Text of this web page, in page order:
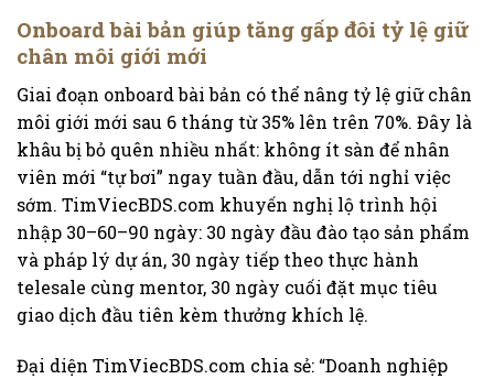
Onboard bài bản giúp tăng gấp đôi tỷ lệ giữ
chân môi giới mới
Giai đoạn onboard bài bản có thể nâng tỷ lệ giữ chân
môi giới mới sau 6 tháng từ 35% lên trên 70%. Đây là
khâu bị bỏ quên nhiều nhất: không ít sàn để nhân
viên mới “tự bơi” ngay tuần đầu, dẫn tới nghỉ việc
sớm. TimViecBDS.com khuyến nghị lộ trình hội
nhập 30–60–90 ngày: 30 ngày đầu đào tạo sản phẩm
và pháp lý dự án, 30 ngày tiếp theo thực hành
telesale cùng mentor, 30 ngày cuối đặt mục tiêu
giao dịch đầu tiên kèm thưởng khích lệ.
Đại diện TimViecBDS.com chia sẻ: “Doanh nghiệp